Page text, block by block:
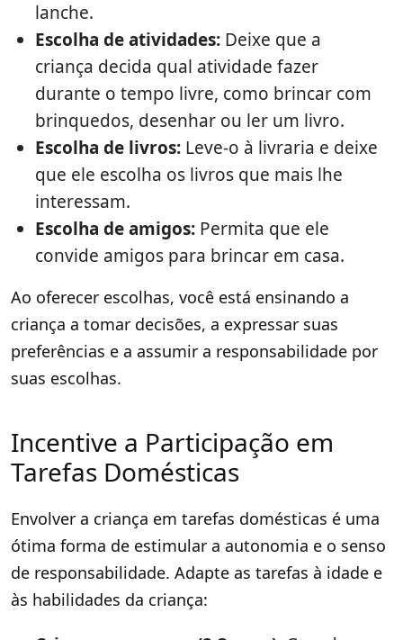
lanche.
Escolha de atividades: Deixe que a
criança decida qual atividade fazer
durante o tempo livre, como brincar com
brinquedos, desenhar ou ler um livro.
Escolha de livros: Leve-o à livraria e deixe
que ele escolha os livros que mais lhe
interessam.
Escolha de amigos: Permita que ele
convide amigos para brincar em casa.
Ao oferecer escolhas, você está ensinando a
criança a tomar decisões, a expressar suas
preferências e a assumir a responsabilidade por
suas escolhas.
Incentive a Participação em
Tarefas Domésticas
Envolver a criança em tarefas domésticas é uma
ótima forma de estimular a autonomia e o senso
de responsabilidade. Adapte as tarefas à idade e
às habilidades da criança: